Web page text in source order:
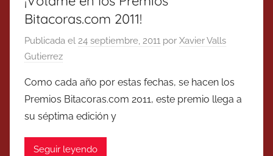
Bitacoras.com 2011!
Publicada el 24 septiembre, 2011 por Xavier Valls
Gutierrez
Como cada año por estas fechas, se hacen los
Premios Bitacoras.com 2011, este premio llega a
su séptima edición y
Seguir leyendo